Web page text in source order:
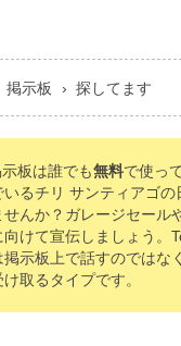
掲示板 探してます
板は誰でも無料で使っ
いるチリ サンティアゴの
んか？ガレージセール
向けて宣伝しましょう。
掲示板上で話すのではな
取るタイプです。